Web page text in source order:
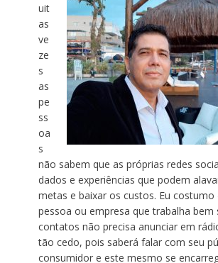
uit
as
ve
ze
s
as
pe
ss
oa
s
não sabem que as próprias redes
dados e experiências que podem
metas e baixar os custos. Eu costumo
pessoa ou empresa que trabalha bem
contatos não precisa anunciar em
tão cedo, pois saberá falar com seu
consumidor e este mesmo se